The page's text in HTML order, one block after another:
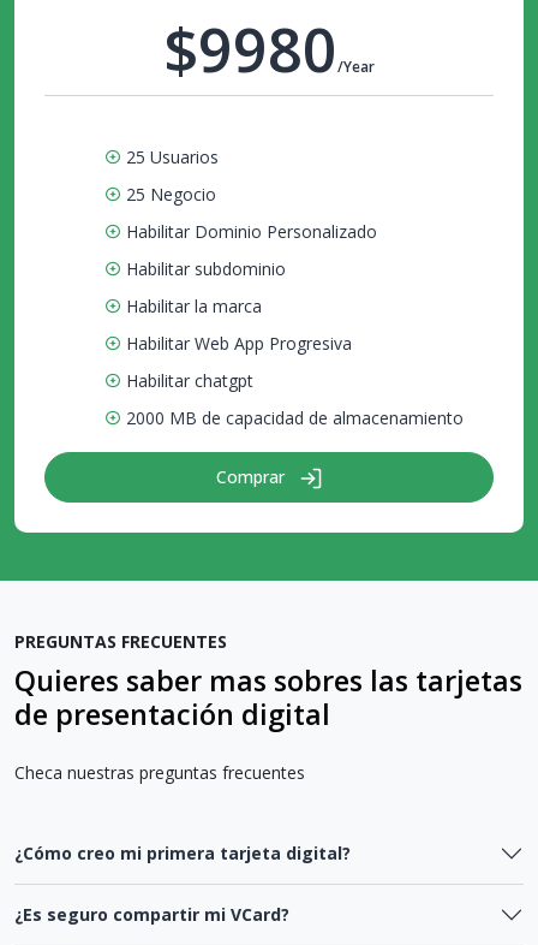
$9980/Year
25 Usuarios
25 Negocio
Habilitar Dominio Personalizado
Habilitar subdominio
Habilitar la marca
Habilitar Web App Progresiva
Habilitar chatgpt
2000 MB de capacidad de almacenamiento
Comprar
PREGUNTAS FRECUENTES
Quieres saber mas sobres las tarjetas
de presentación digital
Checa nuestras preguntas frecuentes
¿Cómo creo mi primera tarjeta digital?
¿Es seguro compartir mi VCard?